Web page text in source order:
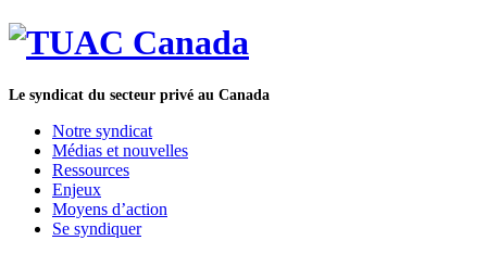
Le syndicat du secteur privé au Canada
Notre syndicat
Médias et nouvelles
Ressources
Enjeux
Moyens d’action
Se syndiquer